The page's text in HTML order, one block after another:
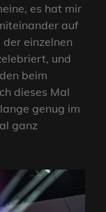
es hat mir
auf
einzelnen
und
beim
dieses Mal
genug im
ganz